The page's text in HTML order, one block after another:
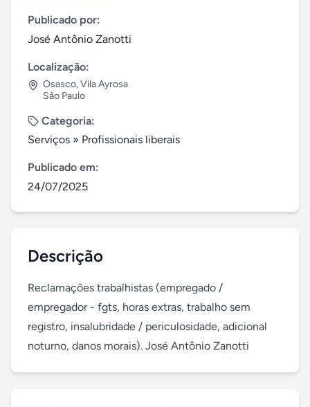
Publicado por:
José Antônio Zanotti
Localização:
Osasco,Vila Ayrosa
São Paulo
Categoria:
Serviços » Profissionais liberais
Publicado em:
24/07/2025
Descrição
Reclamações trabalhistas (empregado /
empregador - fgts, horas extras, trabalho sem
registro, insalubridade / periculosidade, adicional
noturno, danos morais). José Antônio Zanotti